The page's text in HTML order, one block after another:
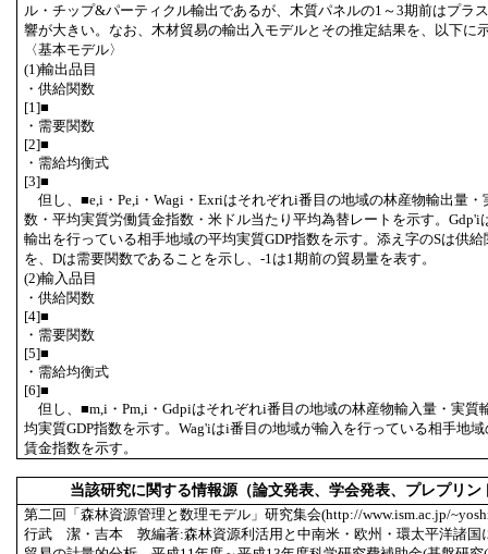
ル・チップ&パーティクル輸出であるが、木質パネルの1～3期前はプラ
響が大きい。なお、木材貿易の輸出入モデルとその推定結果を、以下に
〈基本モデル〉
(1)輸出品目
・供給関数
[1]■
・需要関数
[2]■
・需給均衡式
[3]■
但し、■e,i・Pe,i・Wagi・Exriはそれぞれi番目の地域の林産物輸出量・
数・平均実質労働賃金指数・米ドル当たり平均為替レートを示す。Gdp'i
輸出を行っている相手地域の平均実質GDP指数を示す。添え字のSは供
を、Dは需要関数であることを示し、-1は1期前の貿易量を表す。
(2)輸入品目
・供給関数
[4]■
・需要関数
[5]■
・需給均衡式
[6]■
但し、■m,i・Pm,i・Gdpiはそれぞれi番目の地域の林産物輸入量・実質
均実質GDP指数を示す。Wag'iはi番目の地域が輸入を行っている相手地
賃金指数を示す。
当該研究に関する情報源（論文発表、学会発表、プレプリン
第二回「森林資源管理と数理モデル」研究集会(http://www.ism.ac.jp/
行武 潔・吉本 敦編著:森林資源利活用と中南米・欧州・環太平洋諸国